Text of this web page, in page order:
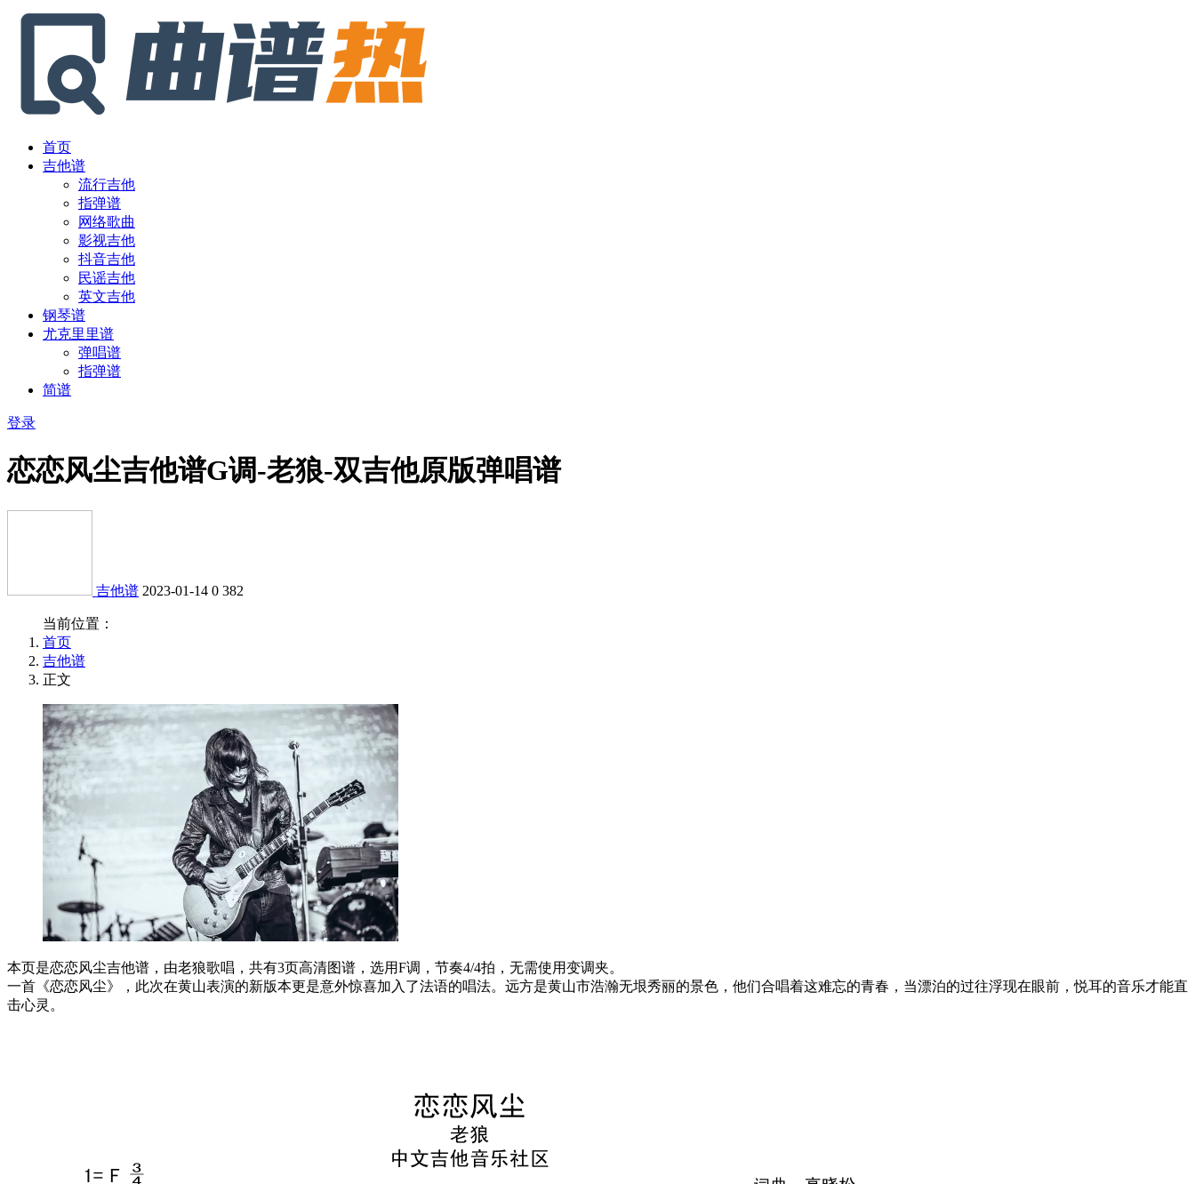
首页
吉他谱
流行吉他
指弹谱
网络歌曲
影视吉他
抖音吉他
民谣吉他
英文吉他
钢琴谱
尤克里里谱
弹唱谱
指弹谱
简谱
登录
恋恋风尘吉他谱G调-老狼-双吉他原版弹唱谱
吉他谱 2023-01-14 0 382
当前位置：
首页
吉他谱
正文
本页是恋恋风尘吉他谱，由老狼歌唱，共有3页高清图谱，选用F调，节奏4/4拍，无需使用变调夹。
一首《恋恋风尘》，此次在黄山表演的新版本更是意外惊喜加入了法语的唱法。远方是黄山市浩瀚无垠秀丽的景色，他们合唱着这难忘的青春，当漂泊的过往浮现在眼前，悦耳的音乐才能直
击心灵。